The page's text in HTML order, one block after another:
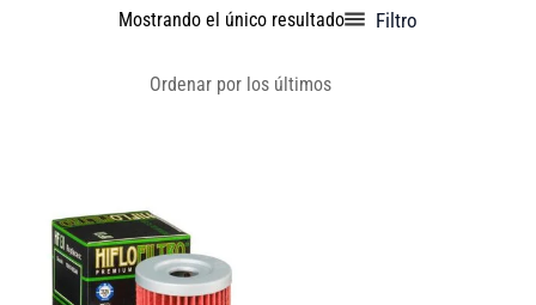
Mostrando el único resultado Filtro